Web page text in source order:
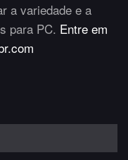
a variedade e a
para PC. Entre em